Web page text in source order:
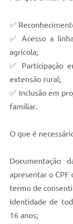
✅
✅ Acesso a
agrícola;
✅ Participação
extensão rural;
✅ Inclusão em
familiar.
O que é
Documentação
apresentar o CPF
termo de
Identidade de
16 anos;